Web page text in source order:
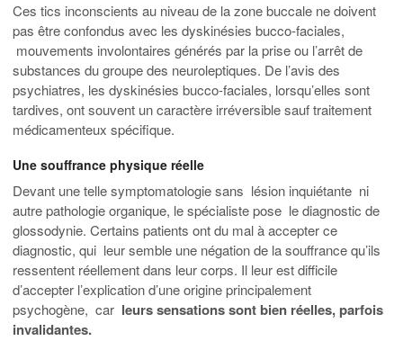
Ces tics inconscients au niveau de la zone buccale ne doivent
pas être confondus avec les dyskinésies bucco-faciales,
mouvements involontaires générés par la prise ou l’arrêt de
substances du groupe des neuroleptiques. De l’avis des
psychiatres, les dyskinésies bucco-faciales, lorsqu’elles sont
tardives, ont souvent un caractère irréversible sauf traitement
médicamenteux spécifique.
Une souffrance physique réelle
Devant une telle symptomatologie sans lésion inquiétante ni
autre pathologie organique, le spécialiste pose le diagnostic de
glossodynie. Certains patients ont du mal à accepter ce
diagnostic, qui leur semble une négation de la souffrance qu’ils
ressentent réellement dans leur corps. Il leur est difficile
d’accepter l’explication d’une origine principalement
psychogène, car leurs sensations sont bien réelles, parfois
invalidantes.